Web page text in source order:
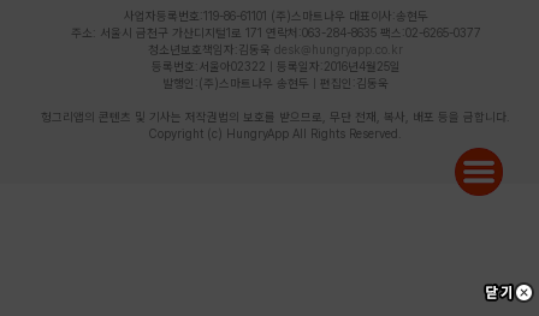
사업자등록번호:119-86-61101 (주)스마트나우 대표이사:송현두
주소: 서울시 금천구 가산디지털1로 171 연락처:063-284-8635 팩스:02-6265-0377
청소년보호책임자:김동욱 desk@hungryapp.co.kr
등록번호:서울아02322 | 등록일자:2016년4월25일
발행인:(주)스마트나우 송현두 | 편집인:김동욱
헝그리앱의 콘텐츠 및 기사는 저작권법의 보호를 받으므로, 무단 전재, 복사, 배포 등을 금합니다.
Copyright (c) HungryApp All Rights Reserved.